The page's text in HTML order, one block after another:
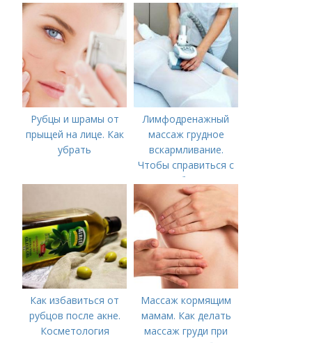
Рубцы и шрамы от
прыщей на лице. Как
убрать
Лимфодренажный
массаж грудное
вскармливание.
Чтобы справиться с
нагрубанием,
необходимо
предпринять
следующие действия:
Как избавиться от
рубцов после акне.
Косметология
Массаж кормящим
мамам. Как делать
массаж груди при